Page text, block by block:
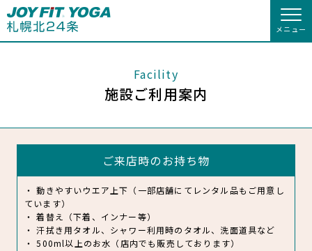
メニュー
会員様向けのご案内
会員の方へトップ
スタジオプログラム情報
予約する
オプション料金 アクセス
入会のお手続きをする
クレジットカードで入会する
入会を悩まれている方へ
入会を悩まれている方へトップ
キャンペーン JOYFIT YOGAとは
JOYFIT総合トップ
JOYFIT24 JOYFIT YOGA
Facility
施設ご利用案内
ご来店時のお持ち物
・ 動きやすいウエア上下（一部店舗にてレンタル品もご用意し
ています）
・ 着替え（下着、インナー等）
・ 汗拭き用タオル、シャワー利用時のタオル、洗面道具など
・ 500ml以上のお水（店内でも販売しております）